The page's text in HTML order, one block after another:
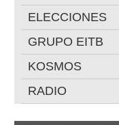
ELECCIONES
GRUPO EITB
KOSMOS
RADIO